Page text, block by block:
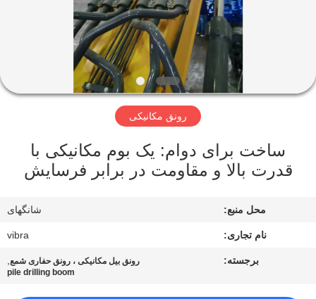
محصولات
واقعیت
درباره
کارخانه
رونق مکانیکی
ساخت برای دوام: یک بوم مکانیکی با
قدرت بالا و مقاومت در برابر فرسایش
محل منبع: شانگهای
نام تجاری: vibra
برجسته: رونق بیل مکانیکی ، رونق حفاری شمع,
pile drilling boom